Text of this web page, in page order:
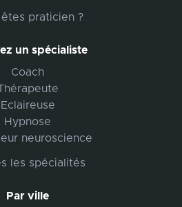
êtes praticien ?
un spécialiste
Coach
Eclaireuse
Hypnose
neuroscience
les spécialités
Par ville